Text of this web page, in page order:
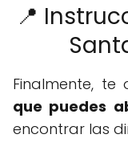
📍
Finalmente, te
que puedes
encontrar las